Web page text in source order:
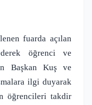
fuarda açılan
öğrenci ve
Başkan Kuş ve
ilgi duyarak
öğrencileri takdir